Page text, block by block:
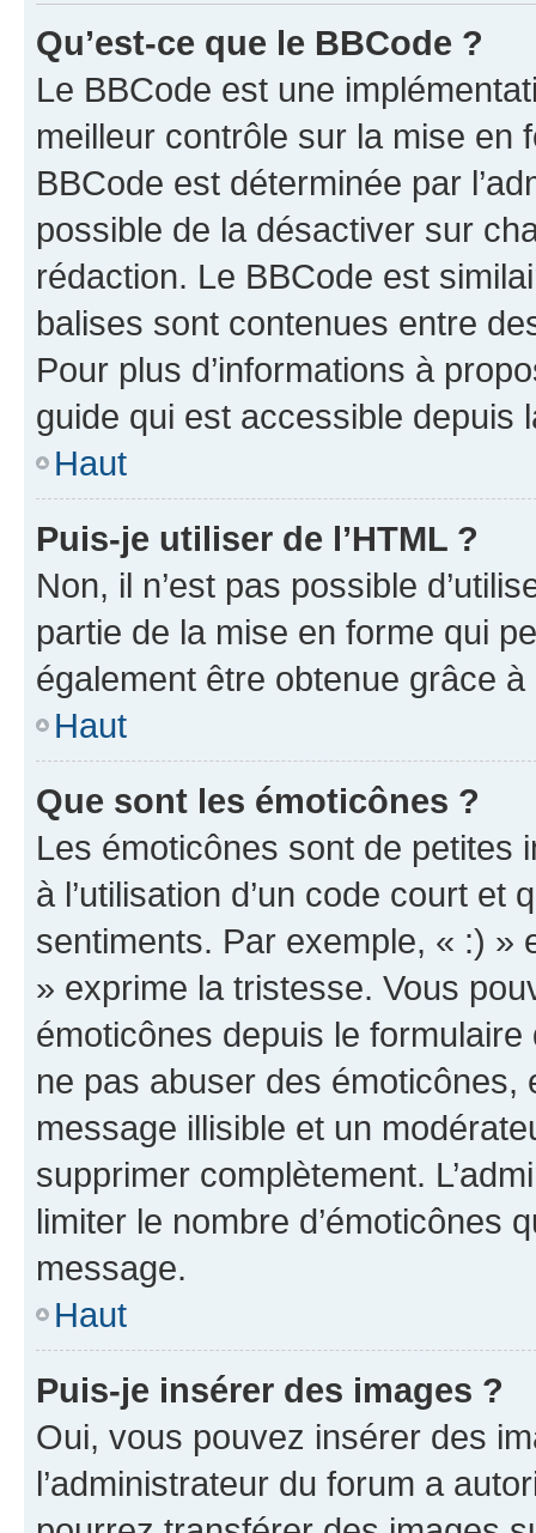
Qu’est-ce que le BBCode ?
Le BBCode est une
meilleur contrôle sur la mise en
BBCode est déterminée par
possible de la désactiver sur
rédaction. Le BBCode est
balises sont contenues entre
Pour plus d’informations à
guide qui est accessible depuis
Haut
Puis-je utiliser de l’HTML ?
Non, il n’est pas possible
partie de la mise en forme qui
également être obtenue grâce à
Haut
Que sont les émoticônes ?
Les émoticônes sont de petites
à l’utilisation d’un code court et
sentiments. Par exemple, « :) »
» exprime la tristesse. Vous
émoticônes depuis le
ne pas abuser des
message illisible et un
supprimer complètement.
limiter le nombre d’émoticônes
message.
Haut
Puis-je insérer des images ?
Oui, vous pouvez insérer des
l’administrateur du forum a